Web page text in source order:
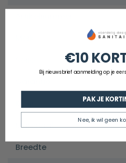
Materiaal
Breedte
€10
Bij nieuwsbrief aanmelding op je
PAK JE
Nee, ik wil geen